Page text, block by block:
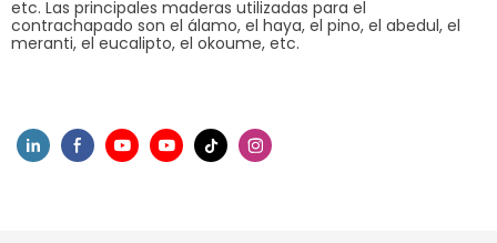
etc. Las principales maderas utilizadas para el
contrachapado son el álamo, el haya, el pino, el abedul, el
meranti, el eucalipto, el okoume, etc.